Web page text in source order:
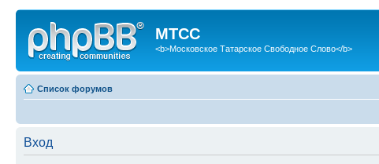
МТСС
<b>Московское Татарское Свободное Слово</b>
Список форумов
Вход